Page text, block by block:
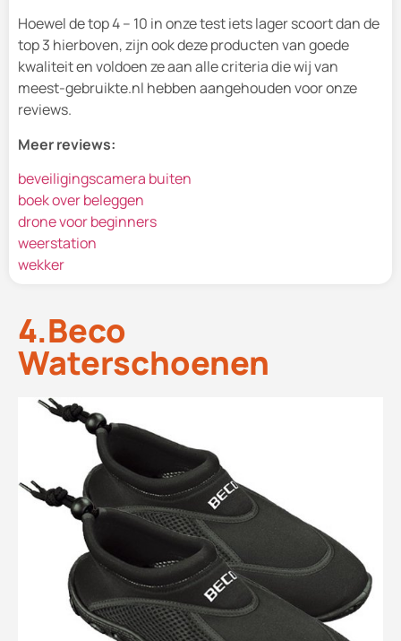
Hoewel de top 4 – 10 in onze test iets lager scoort dan de
top 3 hierboven, zijn ook deze producten van goede
kwaliteit en voldoen ze aan alle criteria die wij van
meest-gebruikte.nl hebben aangehouden voor onze
reviews.
Meer reviews:
beveiligingscamera buiten
boek over beleggen
drone voor beginners
weerstation
wekker
4.Beco
Waterschoenen